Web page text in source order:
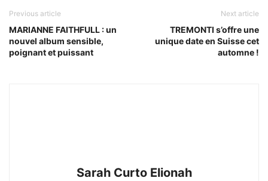
Previous article
MARIANNE FAITHFULL : un
nouvel album sensible,
poignant et puissant
Next article
TREMONTI s’offre une
unique date en Suisse cet
automne !
Sarah Curto Elionah